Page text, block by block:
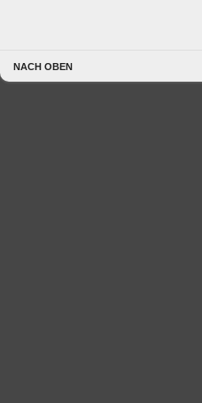
NACH OBEN